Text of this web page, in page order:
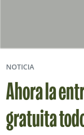
NOTICIA
Ahora la
gratuita